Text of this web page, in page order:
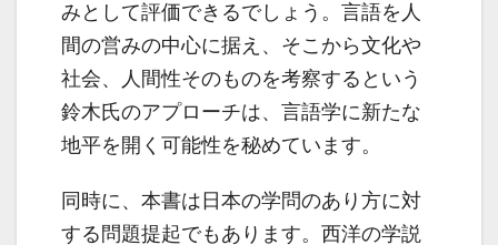
みとして評価できるでしょう。言語を人
間の営みの中心に据え、そこから文化や
社会、人間性そのものを考察するという
鈴木氏のアプローチは、言語学に新たな
地平を開く可能性を秘めています。
同時に、本書は日本の学問のあり方に対
する問題提起でもあります。西洋の学説